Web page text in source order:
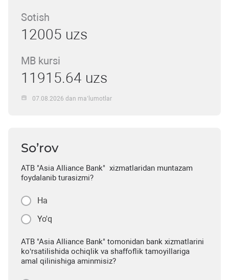
Sotish
12005 uzs
MB kursi
11915.64 uzs
07.08.2026 dan ma’lumotlar
So’rov
ATB "Asia Alliance Bank" xizmatlaridan muntazam
foydalanib turasizmi?
Ha
Yo'q
ATB "Asia Alliance Bank" tomonidan bank xizmatlarini
ko‘rsatilishida ochiqlik va shaffoflik tamoyillariga
amal qilinishiga aminmisiz?